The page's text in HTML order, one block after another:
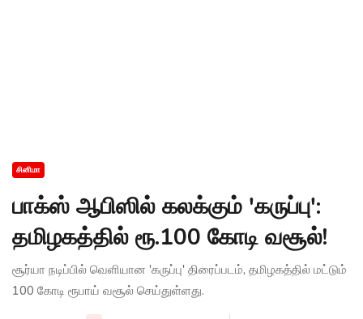
சினிமா
பாக்ஸ் ஆபிஸில் கலக்கும் 'கருப்பு':
தமிழகத்தில் ரூ.100 கோடி வசூல்!
சூர்யா நடிப்பில் வெளியான 'கருப்பு' திரைப்படம், தமிழகத்தில் மட்டும்
100 கோடி ரூபாய் வசூல் செய்துள்ளது.